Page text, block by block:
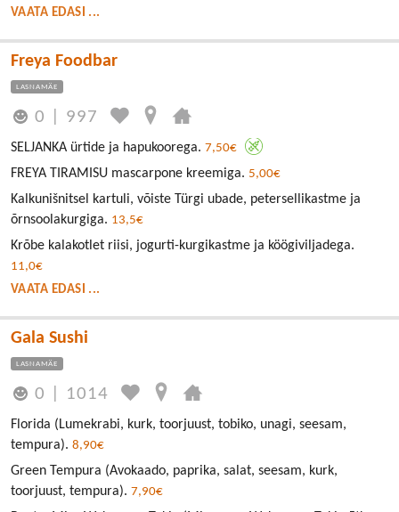
VAATA EDASI ...
Freya Foodbar
LASNAMÄE
0 997
SELJANKA ürtide ja hapukoorega. 7,50€
FREYA TIRAMISU mascarpone kreemiga. 5,00€
Kalkunišnitsel kartuli, võiste Türgi ubade, petersellikastme ja
õrnsoolakurgiga. 13,5€
Krõbe kalakotlet riisi, jogurti-kurgikastme ja köögiviljadega.
11,0€
VAATA EDASI ...
Gala Sushi
LASNAMÄE
0 1014
Florida (Lumekrabi, kurk, toorjuust, tobiko, unagi, seesam,
tempura). 8,90€
Green Tempura (Avokaado, paprika, salat, seesam, kurk,
toorjuust, tempura). 7,90€